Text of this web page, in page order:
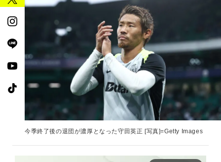
今季終了後の退団が濃厚となった守田英正 [写真]=Getty Images